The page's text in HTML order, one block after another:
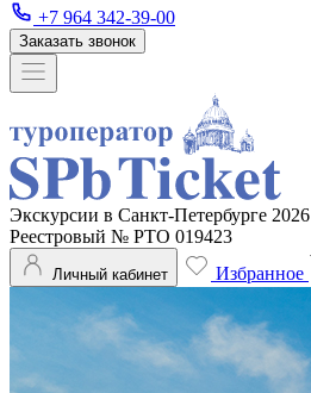
+7 964 342-39-00
Заказать звонок
Экскурсии в Санкт-Петербурге 2026
Реестровый № РТО 019423
Личный кабинет Избранное